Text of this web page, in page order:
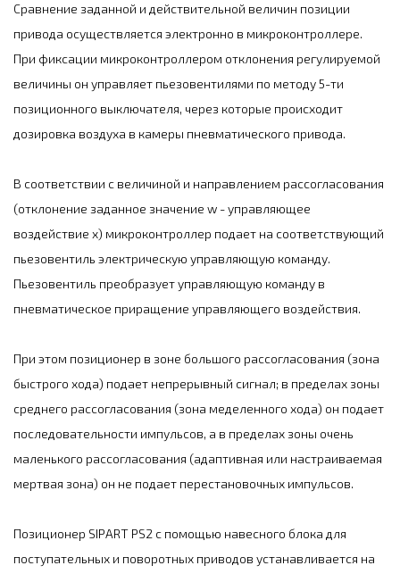
Сравнение заданной и действительной величин позиции
привода осуществляется электронно в микроконтроллере.
При фиксации микроконтроллером отклонения регулируемой
величины он управляет пьезовентилями по методу 5-ти
позиционного выключателя, через которые происходит
дозировка воздуха в камеры пневматического привода.
В соответствии с величиной и направлением рассогласования
(отклонение заданное значение w - управляющее
воздействие x) микроконтроллер подает на соответствующий
пьезовентиль электрическую управляющую команду.
Пьезовентиль преобразует управляющую команду в
пневматическое приращение управляющего воздействия.
При этом позиционер в зоне большого рассогласования (зона
быстрого хода) подает непрерывный сигнал; в пределах зоны
среднего рассогласования (зона меделенного хода) он подает
последовательности импульсов, а в пределах зоны очень
маленького рассогласования (адаптивная или настраиваемая
мертвая зона) он не подает перестановочных импульсов.
Позиционер SIPART PS2 с помощью навесного блока для
поступательных и поворотных приводов устанавливается на